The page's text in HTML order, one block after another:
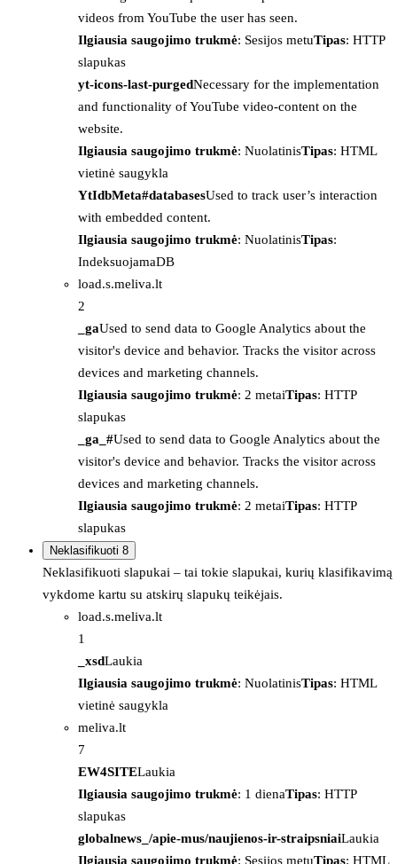
videos from YouTube the user has seen.
Ilgiausia saugojimo trukmė: Sesijos metuTipas: HTTP
slapukas
yt-icons-last-purgedNecessary for the implementation
and functionality of YouTube video-content on the
website.
Ilgiausia saugojimo trukmė: NuolatinisTipas: HTML
vietinė saugykla
YtIdbMeta#databasesUsed to track user’s interaction
with embedded content.
Ilgiausia saugojimo trukmė: NuolatinisTipas:
IndeksuojamaDB
load.s.meliva.lt
2
_gaUsed to send data to Google Analytics about the
visitor's device and behavior. Tracks the visitor across
devices and marketing channels.
Ilgiausia saugojimo trukmė: 2 metaiTipas: HTTP
slapukas
_ga_#Used to send data to Google Analytics about the
visitor's device and behavior. Tracks the visitor across
devices and marketing channels.
Ilgiausia saugojimo trukmė: 2 metaiTipas: HTTP
slapukas
Neklasifikuoti 8
Neklasifikuoti slapukai – tai tokie slapukai, kurių klasifikavimą
vykdome kartu su atskirų slapukų teikėjais.
load.s.meliva.lt
1
_xsdLaukia
Ilgiausia saugojimo trukmė: NuolatinisTipas: HTML
vietinė saugykla
meliva.lt
7
EW4SITELaukia
Ilgiausia saugojimo trukmė: 1 dienaTipas: HTTP
slapukas
globalnews_/apie-mus/naujienos-ir-straipsniaiLaukia
Ilgiausia saugojimo trukmė: Sesijos metuTipas: HTML